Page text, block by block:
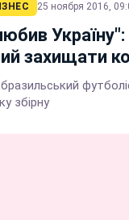
25 ноября 2016,
захищати
збірну